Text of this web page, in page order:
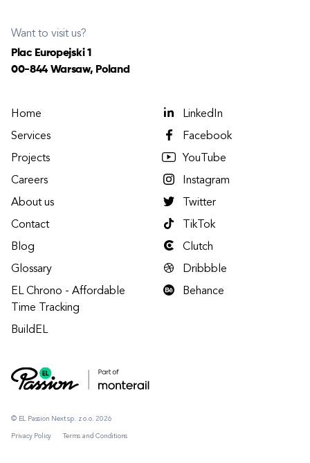
Want to visit us?
Plac Europejski 1
00-844 Warsaw, Poland
© EL Passion Next sp. z o.o. 2026
Privacy Policy Terms and Conditions
Home
Services
Projects
Careers
About us
Contact
Blog
Glossary
EL Chrono - Affordable
Time Tracking
BuildEL
LinkedIn
Facebook
YouTube
Instagram
Twitter
TikTok
Clutch
Dribbble
Behance